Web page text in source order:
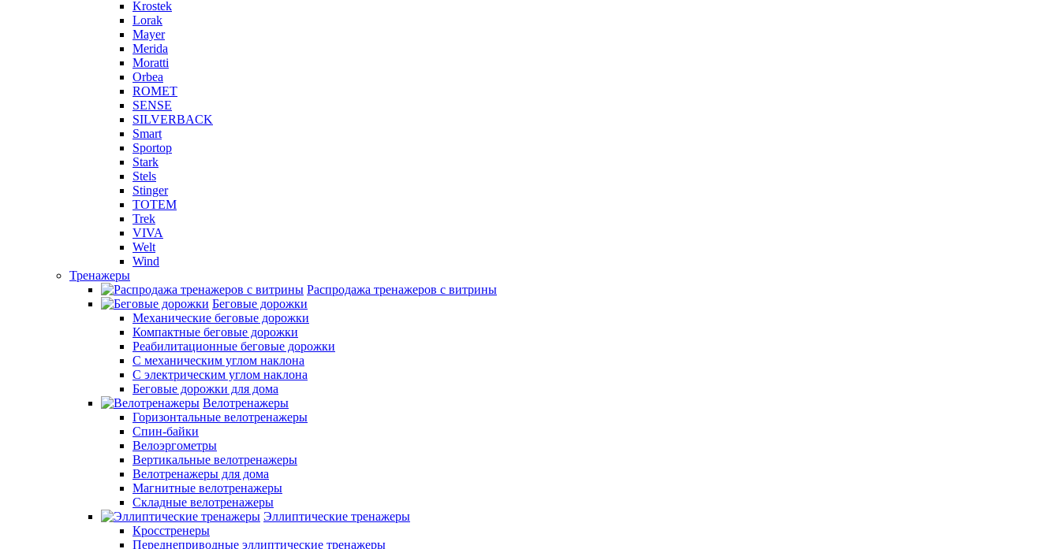
Krostek
Lorak
Mayer
Merida
Moratti
Orbea
ROMET
SENSE
SILVERBACK
Smart
Sportop
Stark
Stels
Stinger
TOTEM
Trek
VIVA
Welt
Wind
Тренажеры
Распродажа тренажеров с витрины
Беговые дорожки
Механические беговые дорожки
Компактные беговые дорожки
Реабилитационные беговые дорожки
С механическим углом наклона
С электрическим углом наклона
Беговые дорожки для дома
Велотренажеры
Горизонтальные велотренажеры
Спин-байки
Велоэргометры
Вертикальные велотренажеры
Велотренажеры для дома
Магнитные велотренажеры
Складные велотренажеры
Эллиптические тренажеры
Кросстренеры
Переднеприводные эллиптические тренажеры